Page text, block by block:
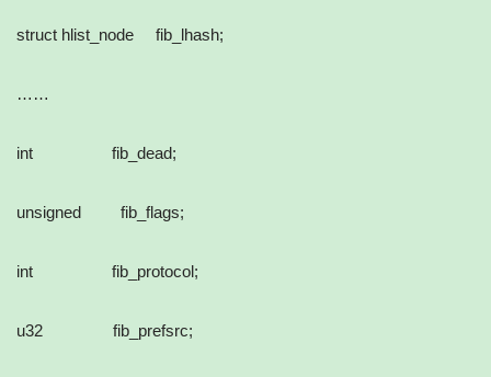
struct hlist_node fib_lhash;
……
int fib_dead;
unsigned fib_flags;
int fib_protocol;
u32 fib_prefsrc;